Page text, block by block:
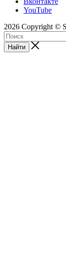
YouTube
2026 Copyright ©
Найти